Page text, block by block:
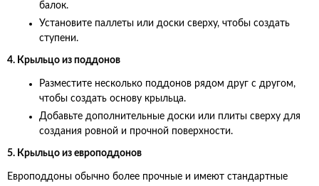
балок.
Установите паллеты или доски сверху, чтобы создать
ступени.
4. Крыльцо из поддонов
Разместите несколько поддонов рядом друг с другом,
чтобы создать основу крыльца.
Добавьте дополнительные доски или плиты сверху для
создания ровной и прочной поверхности.
5. Крыльцо из европоддонов
Европоддоны обычно более прочные и имеют стандартные